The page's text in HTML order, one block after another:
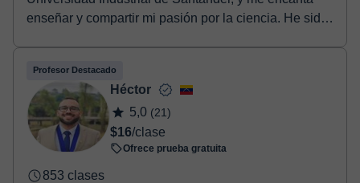
enseñar y compartir mi pasión por la ciencia. He sido
Profesor Destacado
Héctor
5,0 (21)
$16/clase
Ofrece prueba gratuita
853 clases